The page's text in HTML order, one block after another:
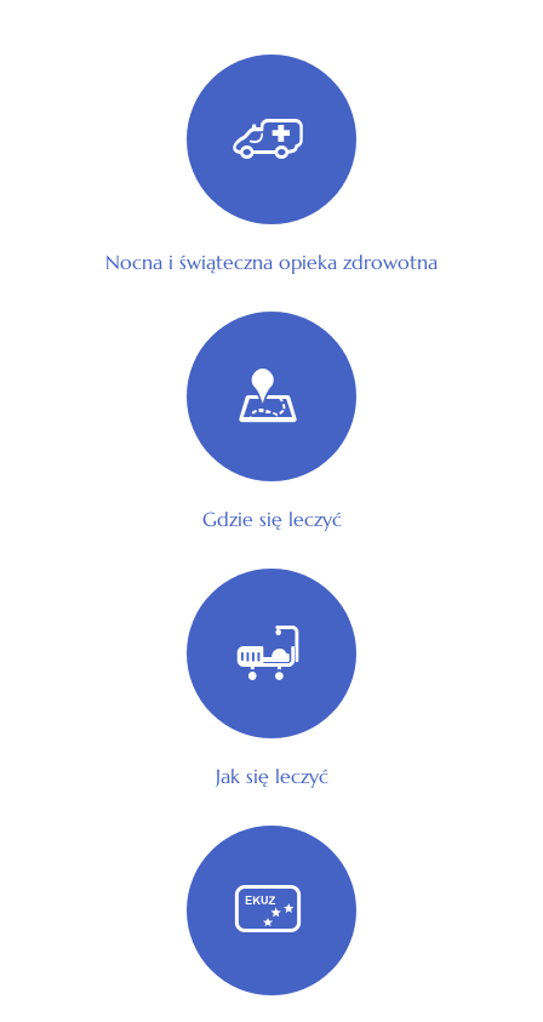
Nocna i świąteczna opieka zdrowotna
Gdzie się leczyć
Jak się leczyć